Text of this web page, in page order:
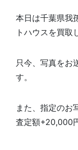
本日は千葉県我
トハウスを買取
只今、写真をお
す。
また、指定のお
査定額+20,000